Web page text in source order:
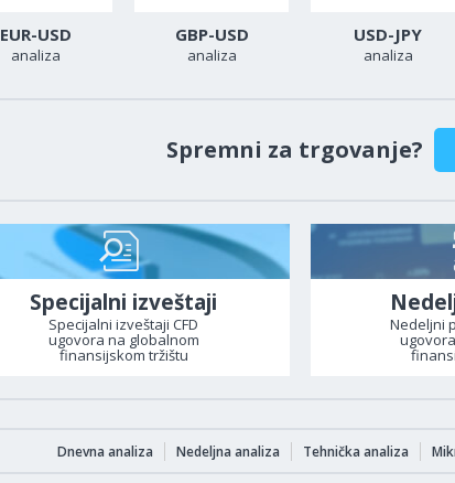
EUR-USD
analiza
GBP-USD
analiza
USD-JPY
analiza
Spremni za trgovanje?
Specijalni izveštaji
Specijalni izveštaji CFD
ugovora na globalnom
finansijskom tržištu
Nedeljni
Dnevna analiza Nedeljna analiza Tehnička analiza